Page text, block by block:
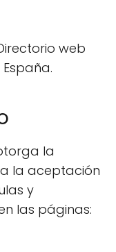
web
la
la aceptación
y
las páginas: